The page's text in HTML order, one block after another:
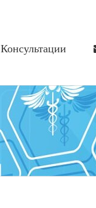
Консультации